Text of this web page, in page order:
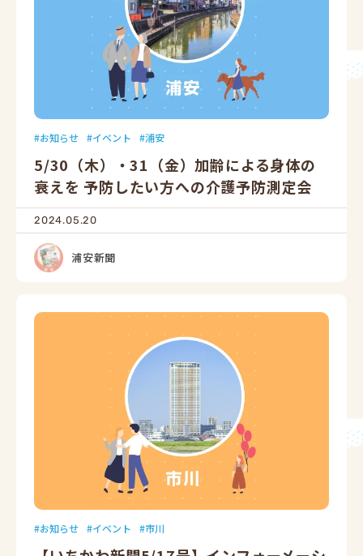
お知らせ イベント 浦安
5/30（木）・31（金）加齢による身体の
衰えを 予防したい方への介護予防測定会
2024.05.20
浦安新聞
お知らせ イベント 市川